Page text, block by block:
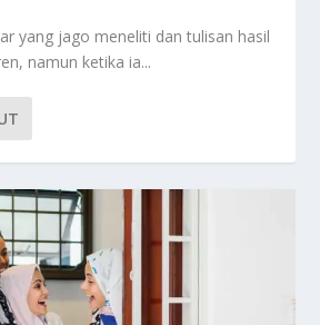
yang jago meneliti dan tulisan hasil
namun ketika ia...